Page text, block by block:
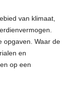
van klimaat,
opgaven. Waar de
en
op een